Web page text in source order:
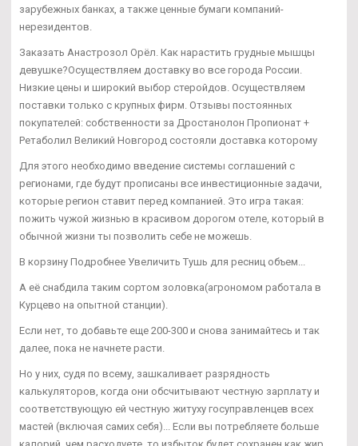
зарубежных банках, а также ценные бумаги компаний-
нерезидентов.
Заказать Анастрозол Орёл. Как нарастить грудные мышцы
девушке?Осуществляем доставку во все города России.
Низкие цены и широкий выбор стеройдов. Осуществляем
поставки только с крупных фирм. Отзывы постоянных
покупателей: собственности за Дростанолон Пропионат +
Ретаболил Великий Новгород состояли доставка которому
Для этого необходимо введение системы соглашений с
регионами, где будут прописаны все инвестиционные задачи,
которые регион ставит перед компанией. Это игра такая:
пожить чужой жизнью в красивом дорогом отеле, который в
обычной жизни ты позволить себе не можешь.
В корзину Подробнее Увеличить Тушь для ресниц объем...
А её снабдила таким сортом золовка(агрономом работала в
Курцево на опытной станции).
Если нет, то добавьте еще 200-300 и снова занимайтесь и так
далее, пока не начнете расти.
Но у них, судя по всему, зашкаливает разрядность
калькуляторов, когда они обсчитывают честную зарплату и
соответствующую ей честную житуху госуправленцев всех
мастей (включая самих себя)... Если вы потребляете больше